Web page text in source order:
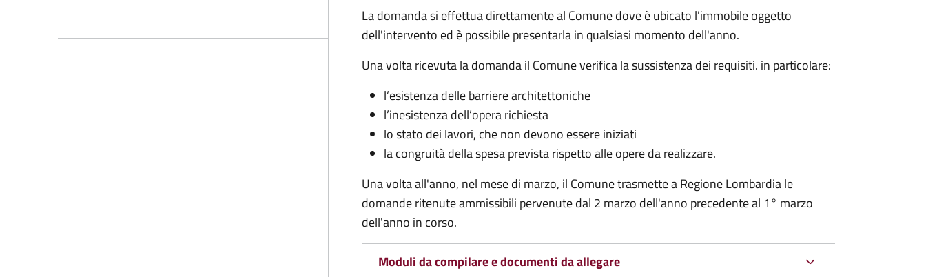
La domanda si effettua direttamente al Comune dove è ubicato l'immobile oggetto
dell'intervento ed è possibile presentarla in qualsiasi momento dell'anno.
Una volta ricevuta la domanda il Comune verifica la sussistenza dei requisiti. in particolare:
l’esistenza delle barriere architettoniche
l’inesistenza dell’opera richiesta
lo stato dei lavori, che non devono essere iniziati
la congruità della spesa prevista rispetto alle opere da realizzare.
Una volta all'anno, nel mese di marzo, il Comune trasmette a Regione Lombardia le
domande ritenute ammissibili pervenute dal 2 marzo dell'anno precedente al 1° marzo
dell'anno in corso.
Moduli da compilare e documenti da allegare